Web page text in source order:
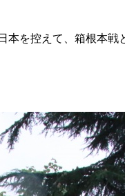
を控えて、箱根本